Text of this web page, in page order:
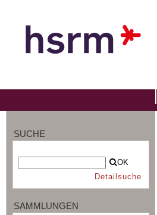
SUCHE
OK
Detailsuche
SAMMLUNGEN